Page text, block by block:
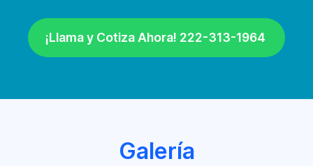
¡Llama y Cotiza Ahora! 222-313-1964
Galería